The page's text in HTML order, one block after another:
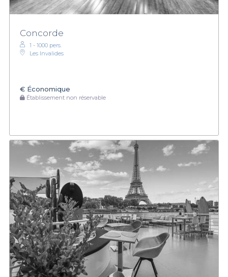
Concorde
1 - 1000 pers.
Les Invalides
€ Économique
Établissement non réservable